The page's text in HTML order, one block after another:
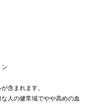
含まれます。
人の健常域でやや高めの血